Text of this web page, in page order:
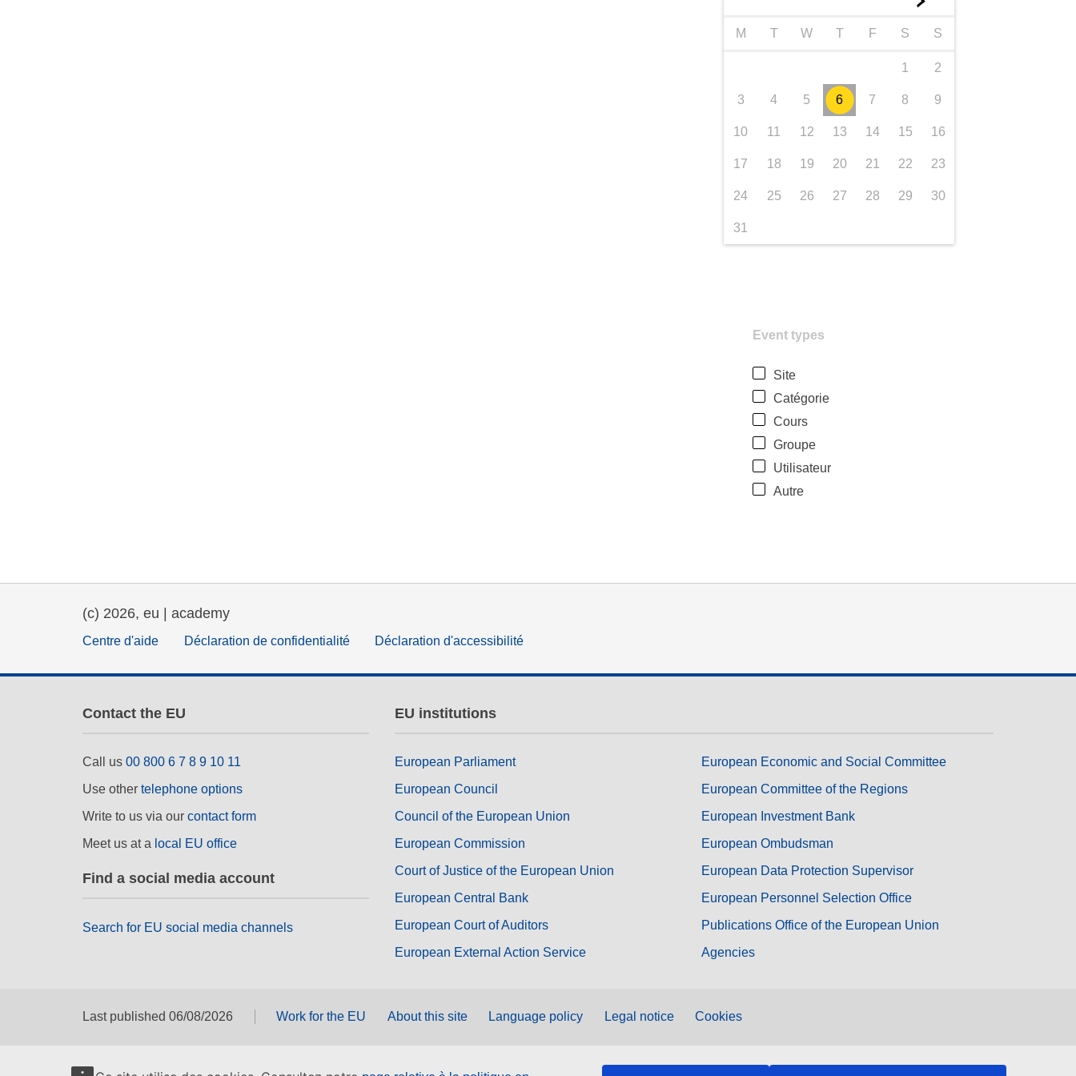
M T W T F S S
1 2
3 4 5 6 7 8 9
10 11 12 13 14 15 16
17 18 19 20 21 22 23
24 25 26 27 28 29 30
31
Event types
Site
Catégorie
Cours
Groupe
Utilisateur
Autre
(c) 2026, eu | academy
Centre d'aide Déclaration de confidentialité Déclaration d'accessibilité
Contact the EU
Call us 00 800 6 7 8 9 10 11
Use other telephone options
Write to us via our contact form
Meet us at a local EU office
Find a social media account
Search for EU social media channels
EU institutions
European Parliament
European Council
Council of the European Union
European Commission
Court of Justice of the European Union
European Central Bank
European Court of Auditors
European External Action Service
European Economic and Social Committee
European Committee of the Regions
European Investment Bank
European Ombudsman
European Data Protection Supervisor
European Personnel Selection Office
Publications Office of the European Union
Agencies
Last published 06/08/2026 Work for the EU About this site Language policy Legal notice Cookies